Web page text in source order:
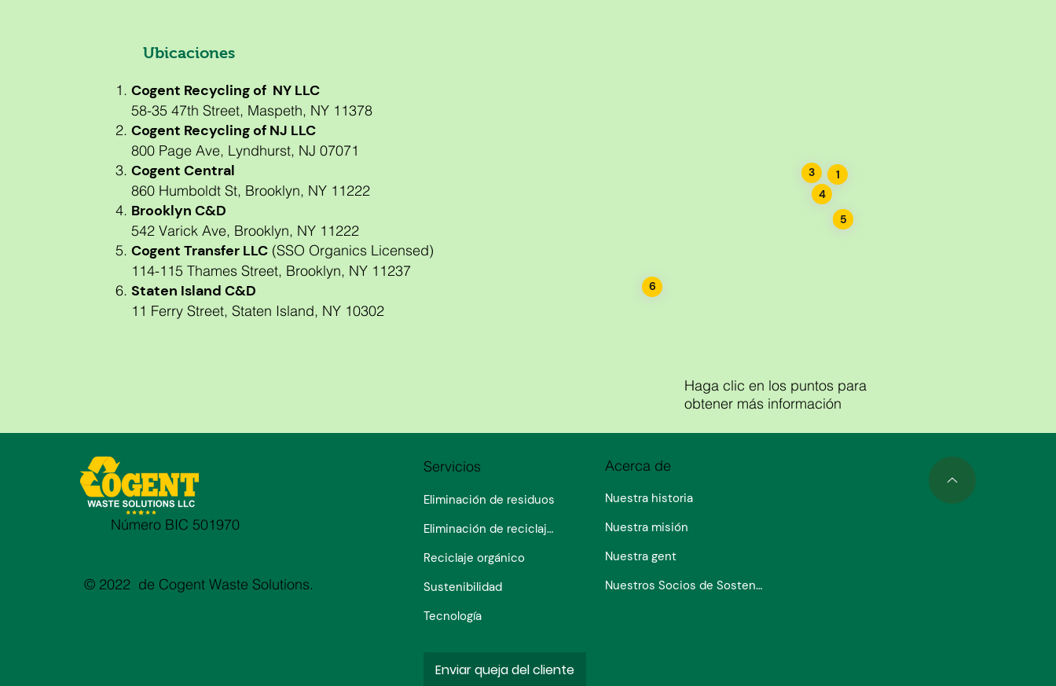
Ubicaciones
Cogent Recycling of NY LLC
58-35 47th Street, Maspeth, NY 11378
Cogent Recycling of NJ LLC
800 Page Ave, Lyndhurst, NJ 07071
Cogent Central
860 Humboldt St, Brooklyn, NY 11222
Brooklyn C&D
542 Varick Ave, Brooklyn, NY 11222
Cogent Transfer LLC(SSO Organics Licensed)
114-115 Thames Street, Brooklyn, NY 11237
Staten Island C&D
11 Ferry Street, Staten Island, NY 10302
6
3
1
4
5
Haga clic en los puntos para
obtener más información
© 2022 de Cogent Waste Solutions.
Servicios
Eliminación de residuos
Eliminación de reciclaje de flujo único
Reciclaje orgánico
Sustenibilidad
Tecnología
Acerca de
Nuestra historia
Nuestra misión
Nuestra gent
Nuestros Socios de Sostenibilidad
Número BIC 501970
Enviar queja del cliente